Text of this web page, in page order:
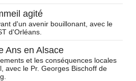
agité
d'un avenir bouillonant, avec le
d'Orléans.
Ans en Alsace
et les conséquences locales
avec le Pr. Georges Bischoff de